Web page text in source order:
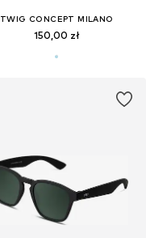
TWIG CONCEPT MILANO
150,00 zł